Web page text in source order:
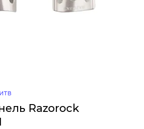
Razorock